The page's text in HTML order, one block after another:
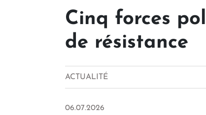
Cinq forces
de résistance
ACTUALITÉ
06.07.2026